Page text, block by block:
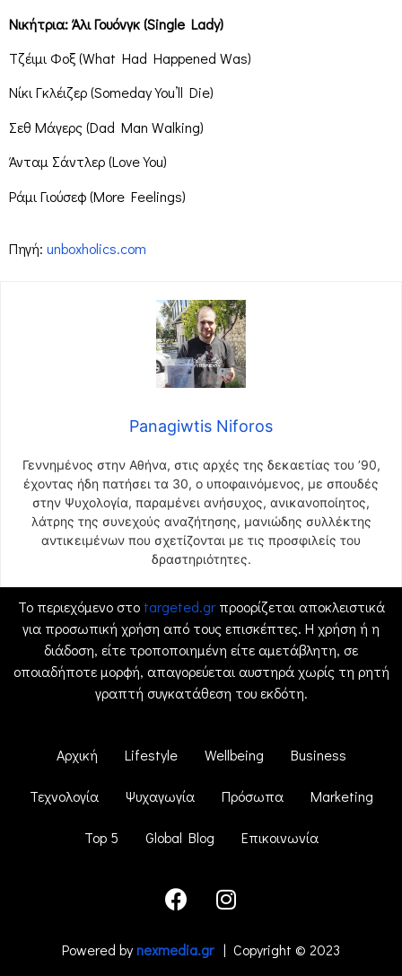
Νικήτρια: Άλι Γουόνγκ (Single Lady)
Τζέιμι Φοξ (What Had Happened Was)
Νίκι Γκλέιζερ (Someday You’ll Die)
Σεθ Μάγερς (Dad Man Walking)
Άνταμ Σάντλερ (Love You)
Ράμι Γιούσεφ (More Feelings)
Πηγή: unboxholics.com
Panagiwtis Niforos
Γεννημένος στην Αθήνα, στις αρχές της δεκαετίας του ’90,
έχοντας ήδη πατήσει τα 30, ο υποφαινόμενος, με σπουδές
στην Ψυχολογία, παραμένει ανήσυχος, ανικανοποίητος,
λάτρης της συνεχούς αναζήτησης, μανιώδης συλλέκτης
αντικειμένων που σχετίζονται με τις προσφιλείς του
δραστηριότητες.
Το περιεχόμενο στο targeted.grπροορίζεται αποκλειστικά
για προσωπική χρήση από τους επισκέπτες. Η χρήση ή η
διάδοση, είτε τροποποιημένη είτε αμετάβλητη, σε
οποιαδήποτε μορφή, απαγορεύεται αυστηρά χωρίς τη ρητή
γραπτή συγκατάθεση του εκδότη.
Αρχική Lifestyle Wellbeing Business
Τεχνολογία Ψυχαγωγία Πρόσωπα Marketing
Top 5 Global Blog Επικοινωνία
Powered bynexmedia.gr| Copyright © 2023